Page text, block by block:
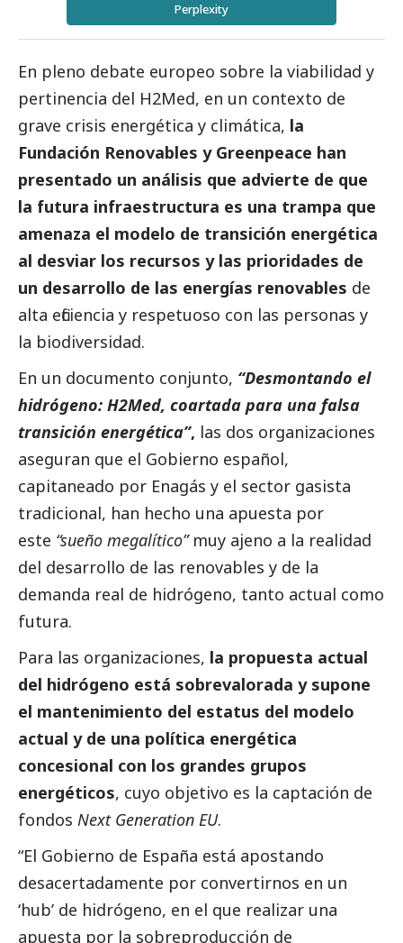
Perplexity
En pleno debate europeo sobre la viabilidad y
pertinencia del H2Med, en un contexto de
grave crisis energética y climática, la
Fundación Renovables y Greenpeace han
presentado un análisis que advierte de que
la futura infraestructura es una trampa que
amenaza el modelo de transición energética
al desviar los recursos y las prioridades de
un desarrollo de las energías renovables de
alta eficiencia y respetuoso con las personas y
la biodiversidad.
En un documento conjunto, “Desmontando el
hidrógeno: H2Med, coartada para una falsa
transición energética”, las dos organizaciones
aseguran que el Gobierno español,
capitaneado por Enagás y el sector gasista
tradicional, han hecho una apuesta por
este “sueño megalítico”muy ajeno a la realidad
del desarrollo de las renovables y de la
demanda real de hidrógeno, tanto actual como
futura.
Para las organizaciones, la propuesta actual
del hidrógeno está sobrevalorada y supone
el mantenimiento del estatus del modelo
actual y de una política energética
concesional con los grandes grupos
energéticos, cuyo objetivo es la captación de
fondos Next Generation EU.
“El Gobierno de España está apostando
desacertadamente por convertirnos en un
‘hub’ de hidrógeno, en el que realizar una
apuesta por la sobreproducción de